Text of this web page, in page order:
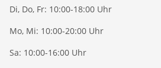
Di, Do, Fr: 10:00-18:00 Uhr
Mo, Mi: 10:00-20:00 Uhr
Sa: 10:00-16:00 Uhr